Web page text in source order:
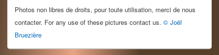
Photos non libres de droits, pour toute utilisation, merci de nous
contacter. For any use of these pictures contact us. © Joël
Bruezière